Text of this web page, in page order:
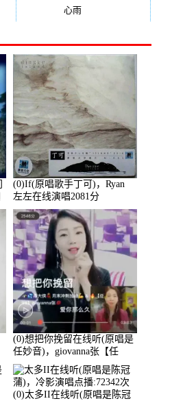
心雨(232)
(0)If(原唱歌手丁可)，Ryan
左左在线演唱2081分
(0)想把你挽留在线听(原唱是
任妙音)，giovanna张【任
96】演唱点播:60173次
(0)太多II在线听(原唱是陈冠